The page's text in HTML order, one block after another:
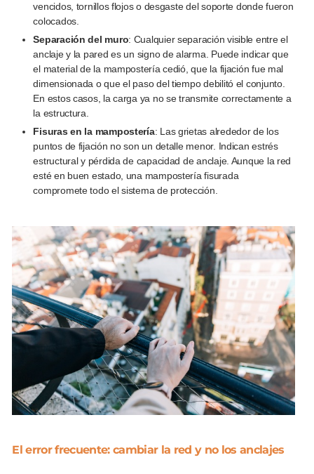
vencidos, tornillos flojos o desgaste del soporte donde fueron
colocados.
Separación del muro: Cualquier separación visible entre el
anclaje y la pared es un signo de alarma. Puede indicar que
el material de la mampostería cedió, que la fijación fue mal
dimensionada o que el paso del tiempo debilitó el conjunto.
En estos casos, la carga ya no se transmite correctamente a
la estructura.
Fisuras en la mampostería: Las grietas alrededor de los
puntos de fijación no son un detalle menor. Indican estrés
estructural y pérdida de capacidad de anclaje. Aunque la red
esté en buen estado, una mampostería fisurada
compromete todo el sistema de protección.
El error frecuente: cambiar la red y no los anclajes